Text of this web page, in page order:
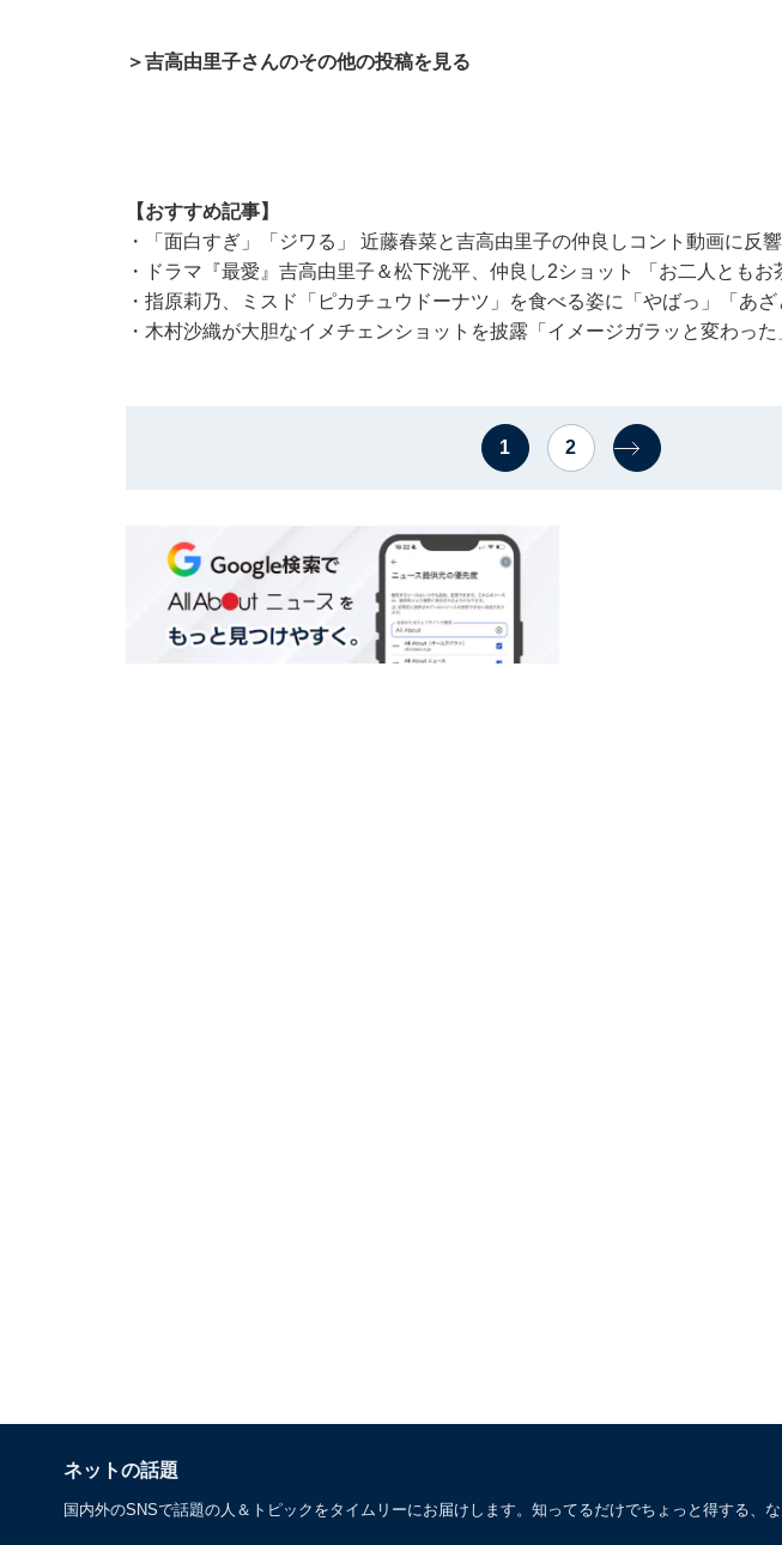
＞吉高由里子さんのその他の投稿を見る
【おすすめ記事】
・
「面白すぎ」「ジワる」 近藤春菜と吉高由里子の仲良しコント動画に反響
・
ドラマ『最愛』吉高由里子＆松下洸平、仲良し2ショット 「お二人ともお
・ 指原莉乃、ミスド「ピカチュウドーナツ」を食べる姿に「やばっ」「あざ
・ 木村沙織が大胆なイメチェンショットを披露「イメージガラッと変わった
1 2
ネットの話題
国内外のSNSで話題の人＆トピックをタイムリーにお届けします。知ってるだけでちょっと得する、